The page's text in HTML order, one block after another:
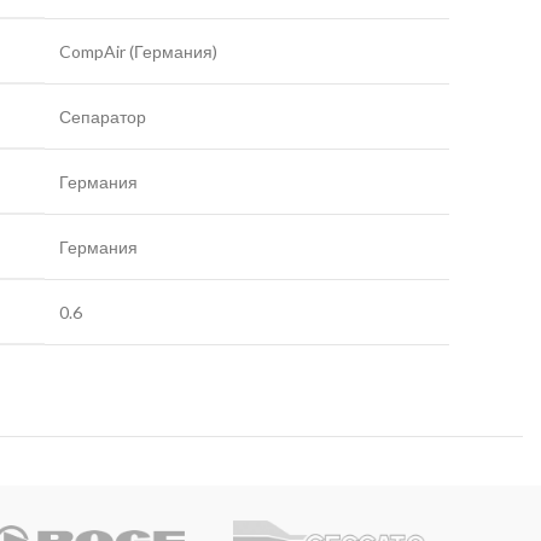
CompAir (Германия)
Сепаратор
Германия
Германия
0.6